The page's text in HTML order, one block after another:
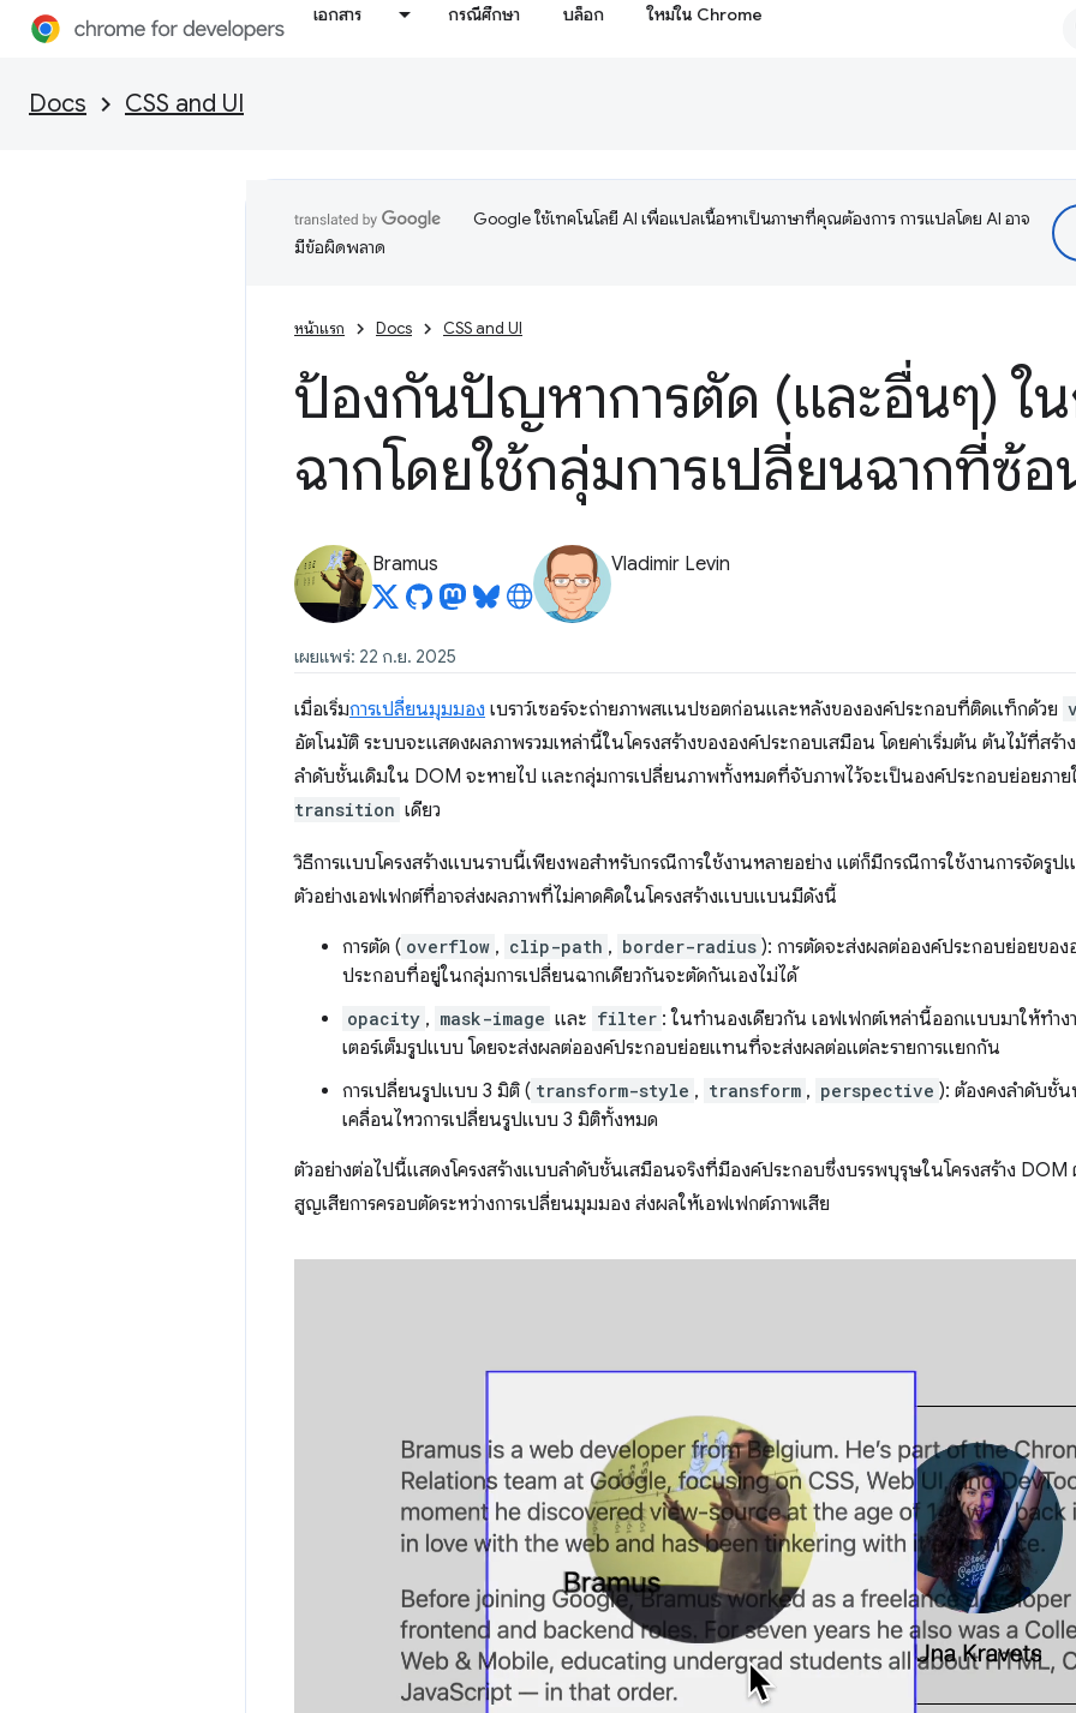
เอกสาร กรณีศึกษา บล็อก ใหม่ใน Chrome
Docs CSS and UI
Google ใช้เทคโนโลยี AI เพื่อแปลเนื้อหาเป็นภาษาที่คุณต้องการ การแปลโดย AI อาจ
มีข้อผิดพลาด
หน้าแรก Docs CSS and UI
ป้องกันปัญหาการตัด (และอื่นๆ) ใน
ฉากโดยใช้กลุ่มการเปลี่ยนฉากที่ซ้
Bramus Vladimir Levin
เผยแพร่: 22 ก.ย. 2025
เมื่อเริ่มการเปลี่ยนมุมมอง เบราว์เซอร์จะถ่ายภาพสแนปชอตก่อนและหลังขององค์ประกอบที่ติดแท็กด้วย
อัตโนมัติ ระบบจะแสดงผลภาพรวมเหล่านี้ในโครงสร้างขององค์ประกอบเสมือน โดยค่าเริ่มต้น ต้นไม้ที่สร้
ลำดับชั้นเดิมใน DOM จะหายไป และกลุ่มการเปลี่ยนภาพทั้งหมดที่จับภาพไว้จะเป็นองค์ประกอบย่อยภา
transition เดียว
วิธีการแบบโครงสร้างแบนราบนี้เพียงพอสำหรับกรณีการใช้งานหลายอย่าง แต่ก็มีกรณีการใช้งานการจัดรูป
ตัวอย่างเอฟเฟกต์ที่อาจส่งผลภาพที่ไม่คาดคิดในโครงสร้างแบบแบนมีดังนี้
การตัด ( overflow , clip-path , border-radius ): การตัดจะส่งผลต่อองค์ประกอบย่อยของ
ประกอบที่อยู่ในกลุ่มการเปลี่ยนฉากเดียวกันจะตัดกันเองไม่ได้
opacity , mask-image และ filter : ในทำนองเดียวกัน เอฟเฟกต์เหล่านี้ออกแบบมาให้ทำ
เตอร์เต็มรูปแบบ โดยจะส่งผลต่อองค์ประกอบย่อยแทนที่จะส่งผลต่อแต่ละรายการแยกกัน
การเปลี่ยนรูปแบบ 3 มิติ ( transform-style , transform , perspective ): ต้องคงลำดับชั้น
เคลื่อนไหวการเปลี่ยนรูปแบบ 3 มิติทั้งหมด
ตัวอย่างต่อไปนี้แสดงโครงสร้างแบบลำดับชั้นเสมือนจริงที่มีองค์ประกอบซึ่งบรรพบุรุษในโครงสร้าง
สูญเสียการครอบตัดระหว่างการเปลี่ยนมุมมอง ส่งผลให้เอฟเฟกต์ภาพเสีย